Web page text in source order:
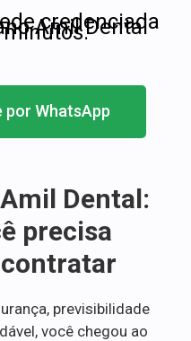
credenciada
Amil Dental
por WhatsApp
Dental:
precisa
previsibilidade
você chegou ao